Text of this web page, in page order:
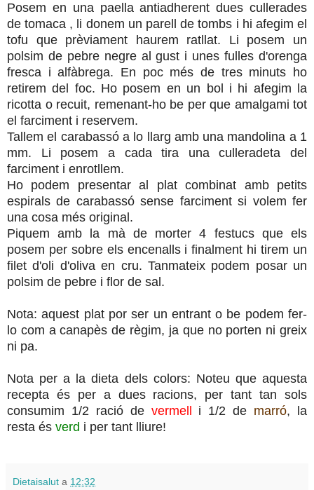
Posem en una paella antiadherent dues cullerades
de tomaca , li donem un parell de tombs i hi afegim el
tofu que prèviament haurem ratllat. Li posem un
polsim de pebre negre al gust i unes fulles d'orenga
fresca i alfàbrega. En poc més de tres minuts ho
retirem del foc. Ho posem en un bol i hi afegim la
ricotta o recuit, remenant-ho be per que amalgami tot
el farciment i reservem.
Tallem el carabassó a lo llarg amb una mandolina a 1
mm. Li posem a cada tira una culleradeta del
farciment i enrotllem.
Ho podem presentar al plat combinat amb petits
espirals de carabassó sense farciment si volem fer
una cosa més original.
Piquem amb la mà de morter 4 festucs que els
posem per sobre els encenalls i finalment hi tirem un
filet d'oli d'oliva en cru. Tanmateix podem posar un
polsim de pebre i flor de sal.
Nota: aquest plat por ser un entrant o be podem fer-
lo com a canapès de règim, ja que no porten ni greix
ni pa.
Nota per a la dieta dels colors: Noteu que aquesta
recepta és per a dues racions, per tant tan sols
consumim 1/2 ració de vermell i 1/2 de marró, la
resta és verd i per tant lliure!
Dietaisalut a 12:32